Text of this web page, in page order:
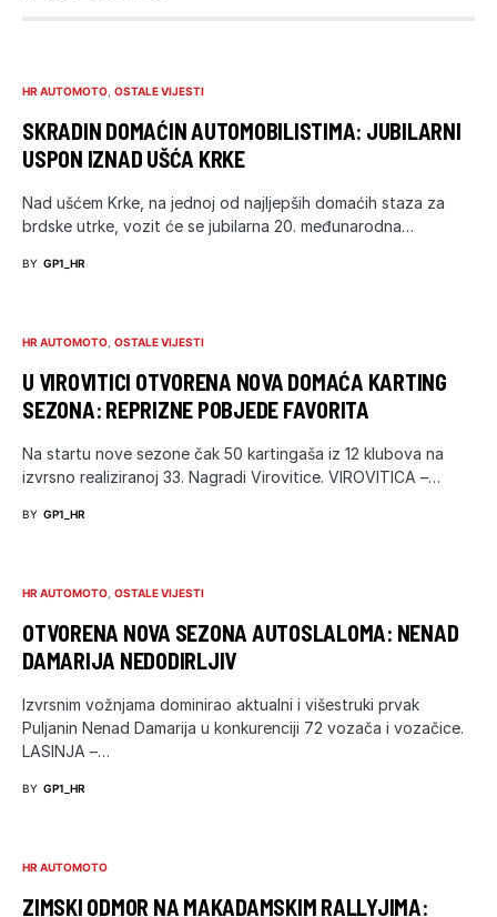
HR AUTOMOTO OSTALE VIJESTI
SKRADIN DOMAĆIN AUTOMOBILISTIMA: JUBILARNI
USPON IZNAD UŠĆA KRKE
Nad ušćem Krke, na jednoj od najljepših domaćih staza za
brdske utrke, vozit će se jubilarna 20. međunarodna…
BY GP1_HR
HR AUTOMOTO OSTALE VIJESTI
U VIROVITICI OTVORENA NOVA DOMAĆA KARTING
SEZONA: REPRIZNE POBJEDE FAVORITA
Na startu nove sezone čak 50 kartingaša iz 12 klubova na
izvrsno realiziranoj 33. Nagradi Virovitice. VIROVITICA –…
BY GP1_HR
HR AUTOMOTO OSTALE VIJESTI
OTVORENA NOVA SEZONA AUTOSLALOMA: NENAD
DAMARIJA NEDODIRLJIV
Izvrsnim vožnjama dominirao aktualni i višestruki prvak
Puljanin Nenad Damarija u konkurenciji 72 vozača i vozačice.
LASINJA –…
BY GP1_HR
HR AUTOMOTO
ZIMSKI ODMOR NA MAKADAMSKIM RALLYJIMA: